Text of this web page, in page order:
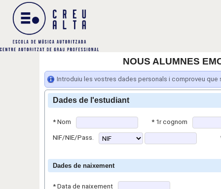
NOUS ALUMNES
Introduiu les vostres dades personals i comproveu
Dades de l'estudiant
* Nom * 1r cognom
NIF/NIE/Pass.
Dades de naixement
* Data de naixement